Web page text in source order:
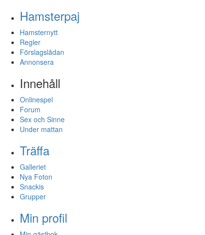
Hamsterpaj
Hamsternytt
Regler
Förslagslådan
Annonsera
Innehåll
Onlinespel
Forum
Sex och Sinne
Under mattan
Träffa
Galleriet
Nya Foton
Snackis
Grupper
Min profil